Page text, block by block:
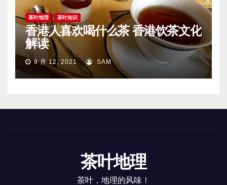
茶叶地理 茶叶知识
香港人喜欢喝什么茶 香港饮茶文化
解读
9 月 12, 2021 SAM
茶叶地理
茶叶，地理的风味！